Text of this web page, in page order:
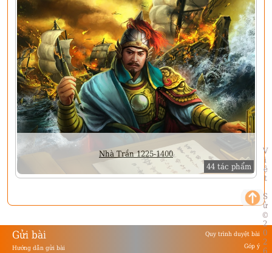
Nhà Trần 1225-1400
44 tác phẩm
Gửi bài
Hướng dẫn gửi bài
Quy trình duyệt bài
Góp ý
Việt Sử
©
2026